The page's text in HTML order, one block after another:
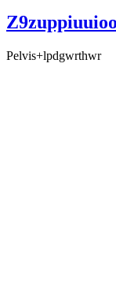
Pelvis+lpdgwrthwr